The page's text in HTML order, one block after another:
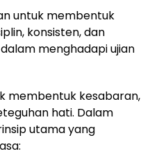
untuk membentuk
konsisten, dan
menghadapi ujian
membentuk kesabaran,
hati. Dalam
utama yang